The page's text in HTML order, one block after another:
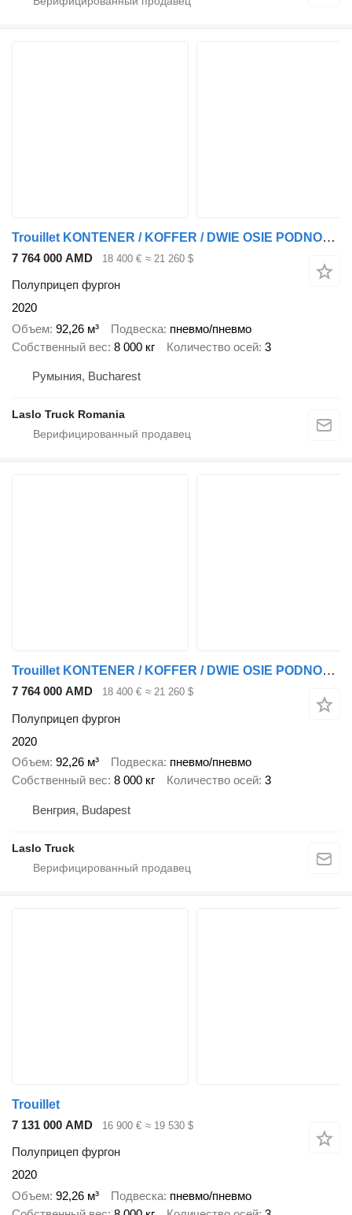
Trouillet KONTENER / KOFFER / DWIE OSIE PODNOSZONE / SAF / BARDZO MOCNA
7 764 000 AMD 18 400 € ≈ 21 260 $
Полуприцеп фургон
2020
Объем 92,26 м³ Подвеска пневмо/пневмо
Собственный вес 8 000 кг Количество осей 3
Румыния, Bucharest
Laslo Truck Romania
Trouillet KONTENER / KOFFER / DWIE OSIE PODNOSZONE / SAF / BARDZO MOCNA
7 764 000 AMD 18 400 € ≈ 21 260 $
Полуприцеп фургон
2020
Объем 92,26 м³ Подвеска пневмо/пневмо
Собственный вес 8 000 кг Количество осей 3
Венгрия, Budapest
Laslo Truck
Trouillet
7 131 000 AMD
16 900 € ≈ 19 530 $
Полуприцеп фургон
2020
Объем 92,26 м³ Подвеска пневмо/пневмо